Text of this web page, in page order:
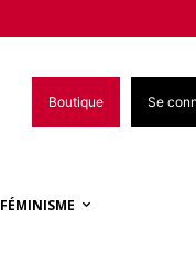
Boutique Se
FÉMINISME